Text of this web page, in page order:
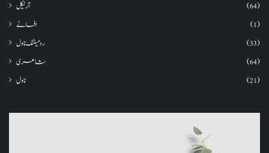
آرٹیکل
(64)
افسانے
(1)
رومینٹک ناول
(33)
شاعری
(64)
ناول
(21)